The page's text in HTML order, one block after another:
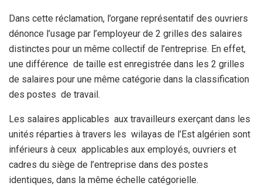
Dans cette réclamation, l’organe représentatif des ouvriers
dénonce l’usage par l’employeur de 2 grilles des salaires
distinctes pour un même collectif de l’entreprise. En effet,
une différence de taille est enregistrée dans les 2 grilles
de salaires pour une même catégorie dans la classification
des postes de travail.
Les salaires applicables aux travailleurs exerçant dans les
unités réparties à travers les wilayas de l’Est algérien sont
inférieurs à ceux applicables aux employés, ouvriers et
cadres du siège de l’entreprise dans des postes
identiques, dans la même échelle catégorielle.